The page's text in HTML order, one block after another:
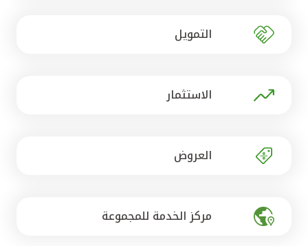
مصر
التمويل
الاستثمار
العروض
مركز الخدمة للمجموعة